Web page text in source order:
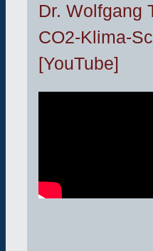
Dr. Wolfgang
CO2-Klima-
[YouTube]